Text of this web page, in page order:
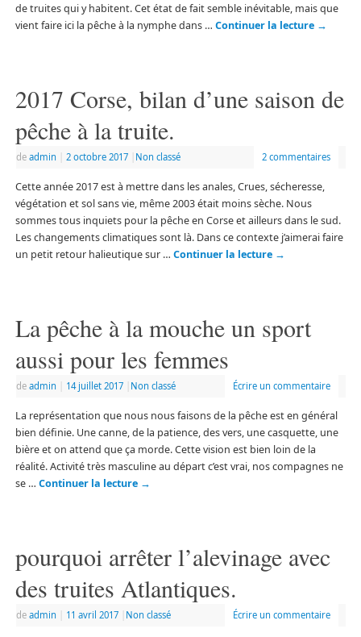
de truites qui y habitent. Cet état de fait semble inévitable, mais que
vient faire ici la pêche à la nymphe dans … Continuer la lecture →
2017 Corse, bilan d’une saison de
pêche à la truite.
de admin 2 octobre 2017 Non classé 2 commentaires
Cette année 2017 est à mettre dans les anales, Crues, sécheresse,
végétation et sol sans vie, même 2003 était moins sèche. Nous
sommes tous inquiets pour la pêche en Corse et ailleurs dans le sud.
Les changements climatiques sont là. Dans ce contexte j’aimerai faire
un petit retour halieutique sur … Continuer la lecture →
La pêche à la mouche un sport
aussi pour les femmes
de admin 14 juillet 2017 Non classé Écrire un commentaire
La représentation que nous nous faisons de la pêche est en général
bien définie. Une canne, de la patience, des vers, une casquette, une
bière et on attend que ça morde. Cette vision est bien loin de la
réalité. Activité très masculine au départ c’est vrai, nos compagnes ne
se … Continuer la lecture →
pourquoi arrêter l’alevinage avec
des truites Atlantiques.
de admin 11 avril 2017 Non classé Écrire un commentaire